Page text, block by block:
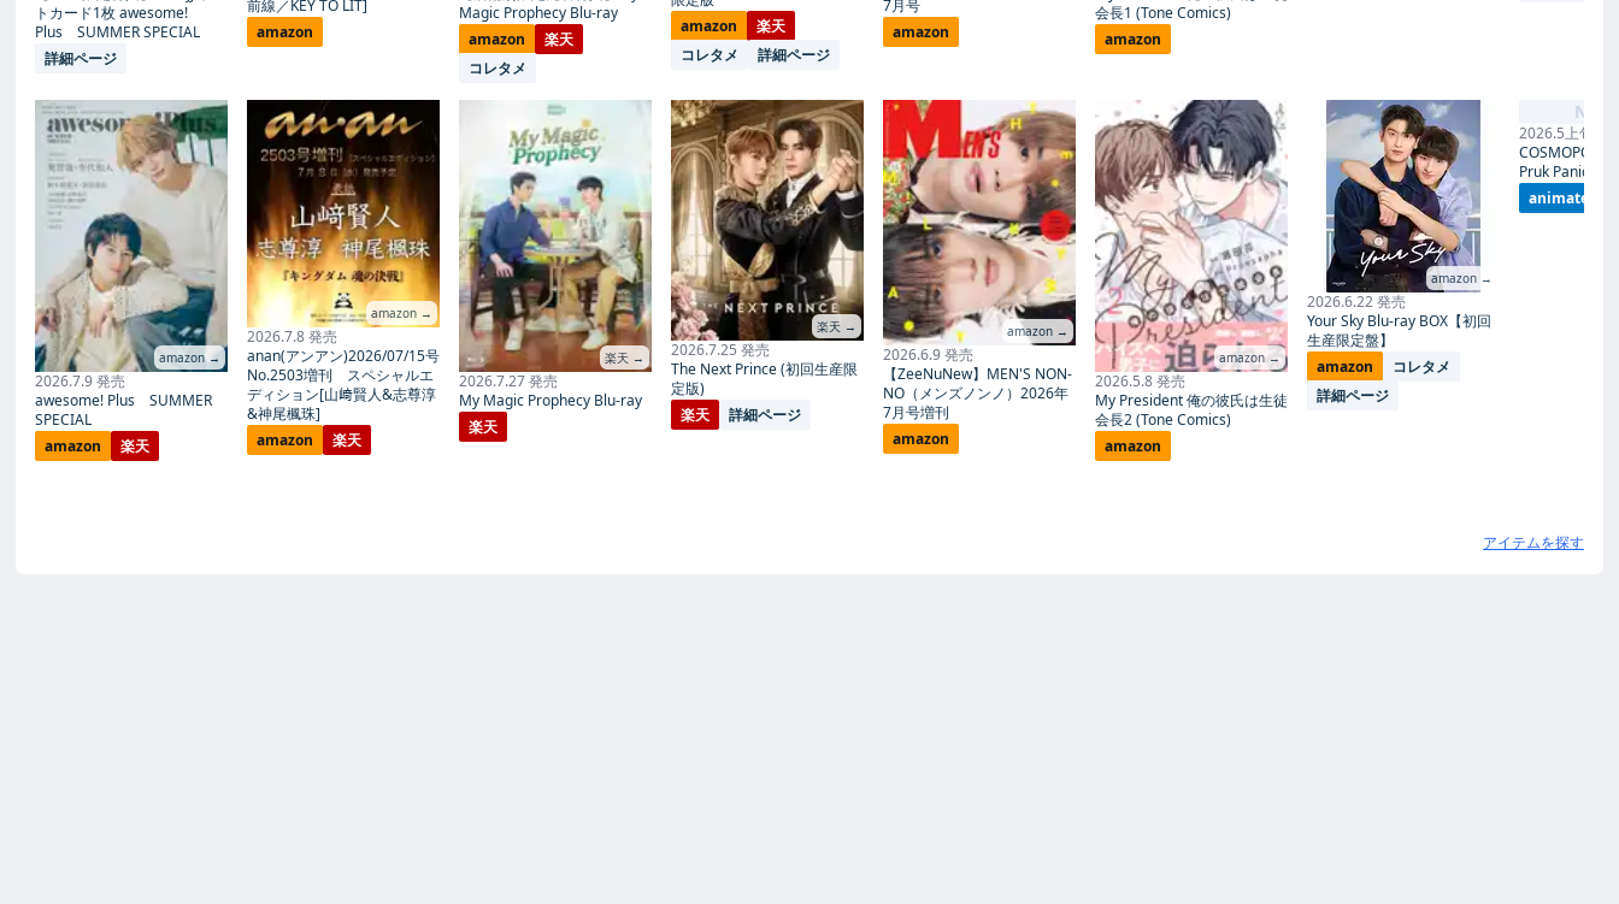
トカード1枚 awesome!
Plus SUMMER SPECIAL
詳細ページ
amazon →
2026.7.9 発売
awesome! Plus SUMMER
SPECIAL
amazon
楽天
前線／KEY TO LIT]
amazon
amazon →
2026.7.8 発売
anan(アンアン)2026/07/15号
No.2503増刊 スペシャルエ
ディション[山﨑賢人&志尊淳
&神尾楓珠]
amazon
楽天
Magic Prophecy Blu-ray
amazon
楽天
コレタメ
楽天 →
2026.7.27 発売
My Magic Prophecy Blu-ray
楽天
amazon
楽天
コレタメ
詳細ページ
楽天 →
2026.7.25 発売
The Next Prince (初回生産限
定版)
楽天
詳細ページ
7月号
amazon
amazon →
2026.6.9 発売
【ZeeNuNew】MEN'S NON-
NO（メンズノンノ）2026年
7月号増刊
amazon
会長1 (Tone Comics)
amazon
amazon →
2026.5.8 発売
My President 俺の彼氏は生徒
会長2 (Tone Comics)
amazon
amazon →
2026.6.22 発売
Your Sky Blu-ray BOX【初回
生産限定盤】
amazon
コレタメ
詳細ページ
No
2026.5上旬 発
Pruk Panich-
animate
アイテムを探す